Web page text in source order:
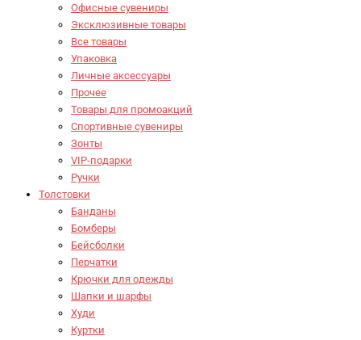
Офисные сувениры
Эксклюзивные товары
Все товары
Упаковка
Личные аксессуары
Прочее
Товары для промоакций
Спортивные сувениры
Зонты
VIP-подарки
Ручки
Толстовки
Банданы
Бомберы
Бейсболки
Перчатки
Крючки для одежды
Шапки и шарфы
Худи
Куртки